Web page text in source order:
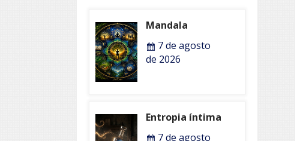
Mandala
7 de agosto
de 2026
Entropia íntima
7 de agosto